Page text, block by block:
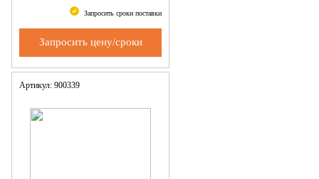
Запросить сроки поставки
Запросить цену/сроки
Артикул: 900339